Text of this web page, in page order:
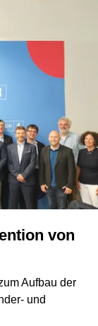
Aufbau der
und